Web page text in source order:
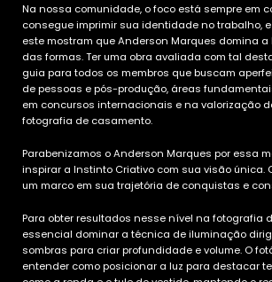
Na nossa comunidade, o foco está sempre em
consegue imprimir sua identidade no trabalho,
este mostram que Anderson Marques domina
das formas. Ter uma obra avaliada com tal
guia para todos os membros que buscam
de pessoas e pós-produção, áreas
em concursos internacionais e na valorização
fotografia de casamento.
Parabenizamos o Anderson Marques por essa
inspirar a Instinto Criativo com sua visão única.
um marco em sua trajetória de conquistas e
Para obter resultados nesse nível na fotografia
essencial dominar a técnica de iluminação
sombras para criar profundidade e volume. O
entender como posicionar a luz para destacar